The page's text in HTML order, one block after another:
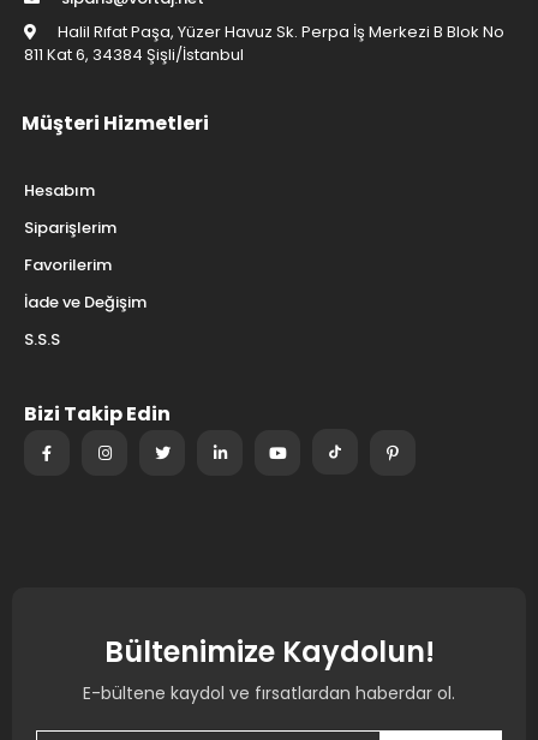
Halil Rıfat Paşa, Yüzer Havuz Sk. Perpa İş Merkezi B Blok No
811 Kat 6, 34384 Şişli/İstanbul
Müşteri Hizmetleri
Hesabım
Siparişlerim
Favorilerim
İade ve Değişim
S.S.S
Bizi Takip Edin
Bültenimize Kaydolun!
E-bültene kaydol ve fırsatlardan haberdar ol.